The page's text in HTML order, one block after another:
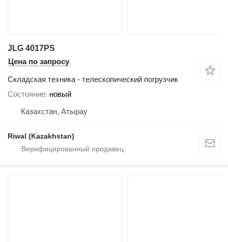
JLG 4017PS
Цена по запросу
Складская техника - телескопический погрузчик
Состояние новый
Казахстан, Атырау
Riwal (Kazakhstan)